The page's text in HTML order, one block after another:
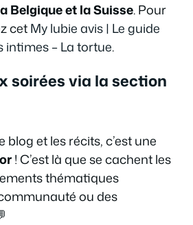
Belgique et la Suisse. Pour
cetMy lubie avis | Le guide
intimes – La tortue.
soirées via la section
blog et les récits, c’est une
! C’est là que se cachent les
thématiques
ou des